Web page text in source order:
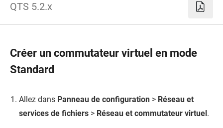
QTS 5.2.x
Créer un commutateur virtuel en mode
Standard
Allez dans Panneau de configuration > Réseau et
services de fichiers > Réseau et commutateur virtuel.